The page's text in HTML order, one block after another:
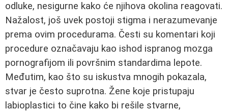
odluke, nesigurne kako će njihova okolina reagovati.
Nažalost, još uvek postoji stigma i nerazumevanje
prema ovim procedurama. Česti su komentari koji
procedure označavaju kao ishod ispranog mozga
pornografijom ili površnim standardima lepote.
Međutim, kao što su iskustva mnogih pokazala,
stvar je često suprotna. Žene koje pristupaju
labioplastici to čine kako bi rešile stvarne,